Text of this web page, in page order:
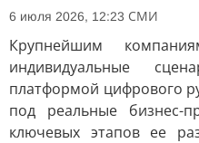
6 июля 2026, 12:23 СМИ
Крупнейшим
индивидуальные
платформой цифрового
под реальные бизнес-
ключевых этапов ее